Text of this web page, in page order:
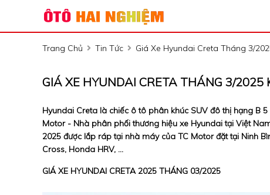
Trang Chủ Tin Tức Giá Xe Hyundai Creta Tháng 3/
GIÁ XE HYUNDAI CRETA THÁNG 3/2025
Hyundai Creta là chiếc ô tô phân khúc SUV đô thị hạng B
Motor - Nhà phân phối thương hiệu xe Hyundai tại Việt
2025 được lắp ráp tại nhà máy của TC Motor đặt tại Ninh
Cross, Honda HRV, ...
GIÁ XE HYUNDAI CRETA 2025 THÁNG 03/2025